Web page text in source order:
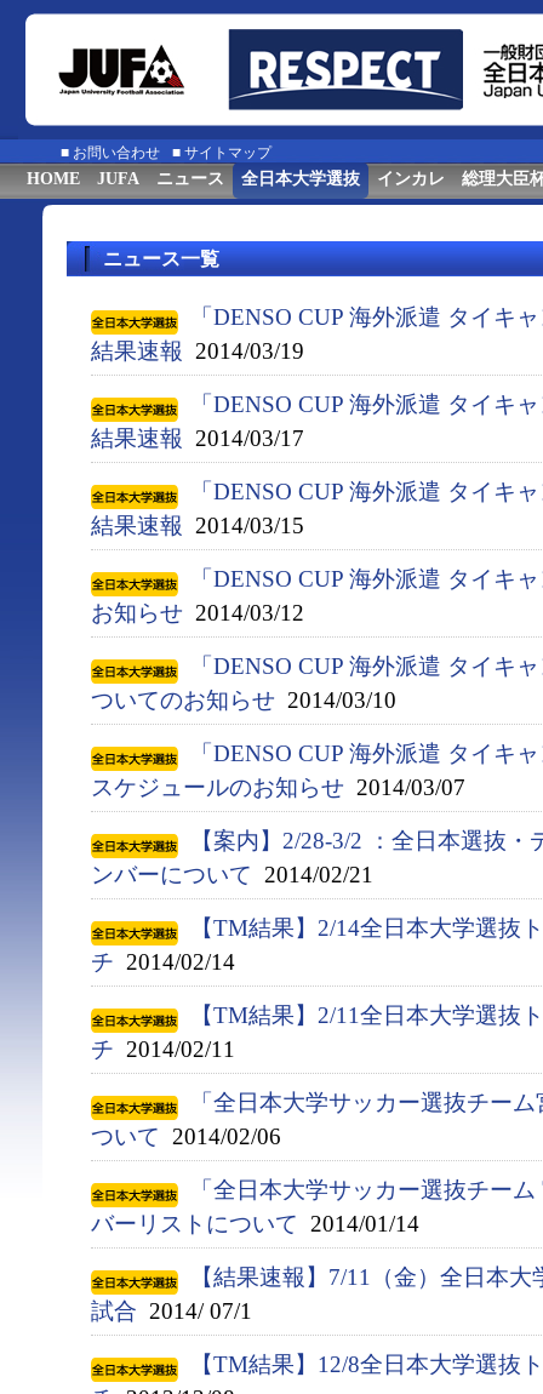
■ お問い合わせ ■ サイトマップ
HOME JUFA ニュース 全日本大学選抜 インカレ 総理大臣
ニュース一覧
「DENSO CUP 海外派遣 タイキ
結果速報 2014/03/19
「DENSO CUP 海外派遣 タイキ
結果速報 2014/03/17
「DENSO CUP 海外派遣 タイキ
結果速報 2014/03/15
「DENSO CUP 海外派遣 タイキ
お知らせ 2014/03/12
「DENSO CUP 海外派遣 タイキ
ついてのお知らせ 2014/03/10
「DENSO CUP 海外派遣 タイキ
スケジュールのお知らせ 2014/03/07
【案内】2/28-3/2 ：全日本選抜
ンバーについて 2014/02/21
【TM結果】2/14全日本大学選抜
チ 2014/02/14
【TM結果】2/11全日本大学選抜
チ 2014/02/11
「全日本大学サッカー選抜チー
ついて 2014/02/06
「全日本大学サッカー選抜チー
バーリストについて 2014/01/14
【結果速報】7/11（金）全日本
試合 2014/ 07/1
【TM結果】12/8全日本大学選抜